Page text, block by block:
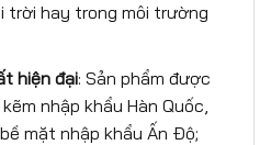
trời hay trong môi trường
t hiện đại: Sản phẩm được
nhập khẩu Hàn Quốc,
mặt nhập khẩu Ấn Độ;